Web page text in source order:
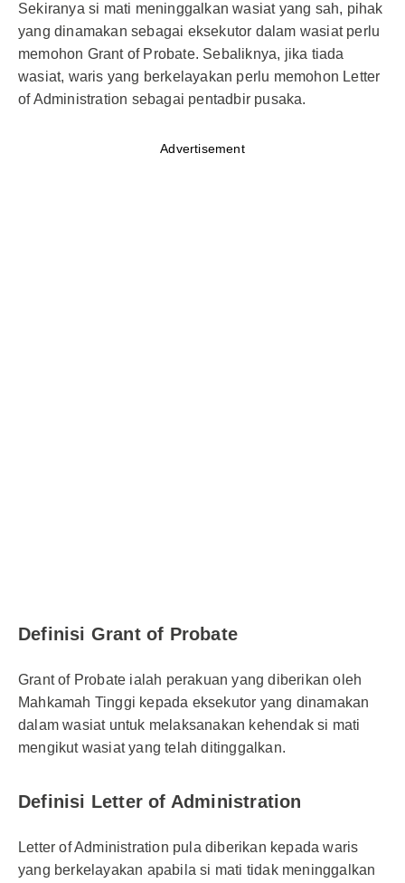
Sekiranya si mati meninggalkan wasiat yang sah, pihak
yang dinamakan sebagai eksekutor dalam wasiat perlu
memohon Grant of Probate. Sebaliknya, jika tiada
wasiat, waris yang berkelayakan perlu memohon Letter
of Administration sebagai pentadbir pusaka.
Advertisement
Definisi Grant of Probate
Grant of Probate ialah perakuan yang diberikan oleh
Mahkamah Tinggi kepada eksekutor yang dinamakan
dalam wasiat untuk melaksanakan kehendak si mati
mengikut wasiat yang telah ditinggalkan.
Definisi Letter of Administration
Letter of Administration pula diberikan kepada waris
yang berkelayakan apabila si mati tidak meninggalkan